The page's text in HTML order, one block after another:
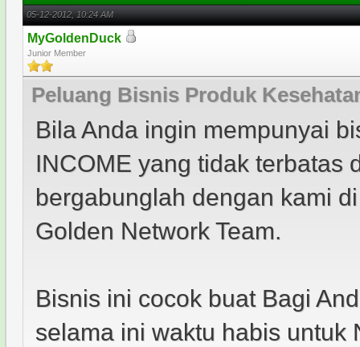
05-12-2012, 10:24 AM
MyGoldenDuck
Junior Member
Peluang Bisnis Produk
Bila Anda ingin mempunyai
INCOME yang tidak terbatas
bergabunglah dengan kami
Golden Network Team.
Bisnis ini cocok buat Bagi
selama ini waktu habis untuk